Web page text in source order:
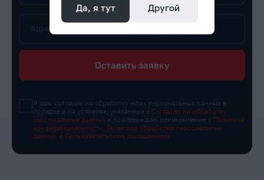
Адрес сайта
Оставить заявку
Я даю согласие на обработку моих персональных данных в
порядке и на условиях, указанных в Согласие на обработку
персональных данных и подтверждаю ознакомление с Политика
конфиденциальности
Политика обработки персональных
данных и Пользовательским соглашением
Да, я тут Другой